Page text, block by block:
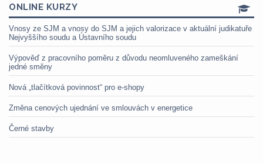
ONLINE KURZY
Vnosy ze SJM a vnosy do SJM a jejich valorizace v aktuální judikatuře
Nejvyššího soudu a Ústavního soudu
Výpověď z pracovního poměru z důvodu neomluveného zameškání
jedné směny
Nová „tlačítková povinnost“ pro e-shopy
Změna cenových ujednání ve smlouvách v energetice
Černé stavby